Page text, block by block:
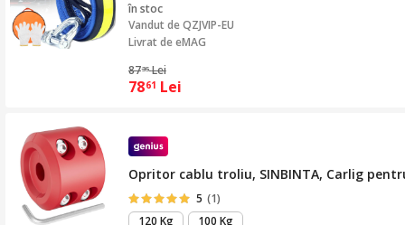
în stoc
Vandut deQZJVIP-EU
Livrat de eMAG
8735 Lei
7861 Lei
Opritor cablu troliu, SINBINTA, Carlig
5 (1)
120 Kg
100 Kg